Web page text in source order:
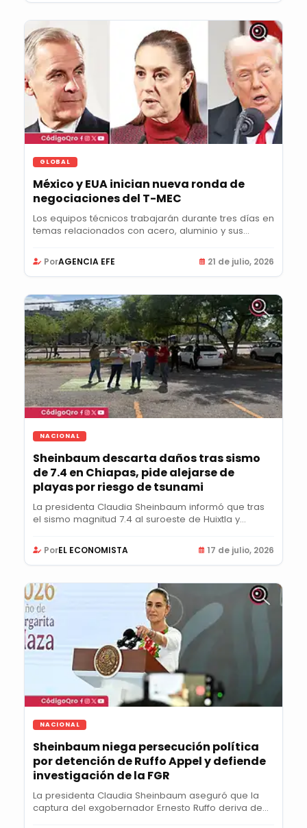
GLOBAL
México y EUA inician nueva ronda de
negociaciones del T-MEC
Los equipos técnicos trabajarán durante tres días en
temas relacionados con acero, aluminio y sus...
PorAGENCIA EFE 21 de julio, 2026
NACIONAL
Sheinbaum descarta daños tras sismo
de 7.4 en Chiapas, pide alejarse de
playas por riesgo de tsunami
La presidenta Claudia Sheinbaum informó que tras
el sismo magnitud 7.4 al suroeste de Huixtla y...
PorEL ECONOMISTA 17 de julio, 2026
NACIONAL
Sheinbaum niega persecución política
por detención de Ruffo Appel y defiende
investigación de la FGR
La presidenta Claudia Sheinbaum aseguró que la
captura del exgobernador Ernesto Ruffo deriva de...